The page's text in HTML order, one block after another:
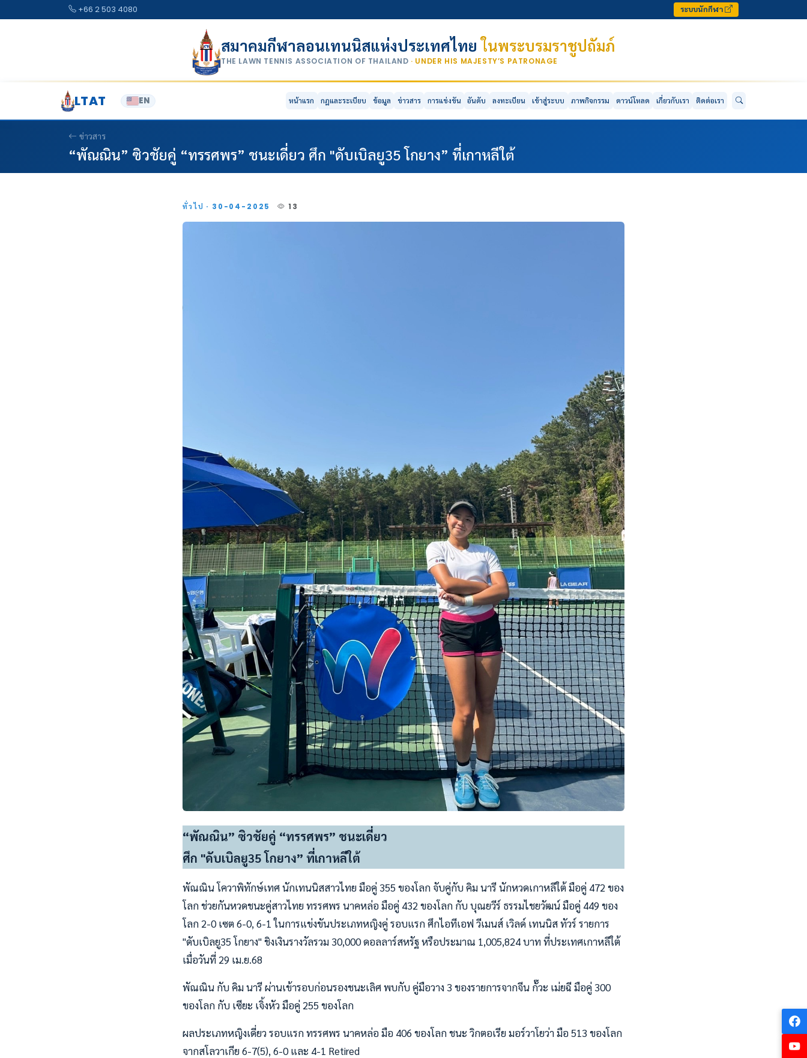
+66 2 503 4080 ระบบนักกีฬา
สมาคมกีฬาลอนเทนนิสแห่งประเทศไทยในพระบรมราชูปถัมภ์
THE LAWN TENNIS ASSOCIATION OF THAILAND · UNDER HIS MAJESTY’S PATRONAGE
LTAT EN หน้าแรก กฎและระเบียบ ข้อมูล ข่าวสาร การแข่งขัน อันดับ ลงทะเบียน เข้าสู่ระบบ ภาพกิจกรรม ดาวน์โหลด เกี่ยวกับเรา ติดต่อเรา
ข่าวสาร
“พัณณิน” ซิวชัยคู่ “ทรรศพร” ชนะเดี่ยว ศึก "ดับเบิลยู35 โกยาง” ที่เกาหลีใต้
ทั่วไป · 30-04-2025 13
“พัณณิน” ซิวชัยคู่ “ทรรศพร” ชนะเดี่ยว
ศึก "ดับเบิลยู35 โกยาง” ที่เกาหลีใต้
พัณณิน โควาพิทักษ์เทศ นักเทนนิสสาวไทย มือคู่ 355 ของโลก จับคู่กับ คิม นารี นักหวดเกาหลีใต้ มือคู่ 472 ของ
โลก ช่วยกันหวดชนะคู่สาวไทย ทรรศพร นาคหล่อ มือคู่ 432 ของโลก กับ บุณยวีร์ ธรรมไชยวัฒน์ มือคู่ 449 ของ
โลก 2-0 เซต 6-0, 6-1 ในการแข่งขันประเภทหญิงคู่ รอบแรก ศึกไอทีเอฟ วีเมนส์ เวิลด์ เทนนิส ทัวร์ รายการ
"ดับเบิลยู35 โกยาง" ชิงเงินรางวัลรวม 30,000 ดอลลาร์สหรัฐ หรือประมาณ 1,005,824 บาท ที่ประเทศเกาหลีใต้
เมื่อวันที่ 29 เม.ย.68
พัณณิน กับ คิม นารี ผ่านเข้ารอบก่อนรองชนะเลิศ พบกับ คู่มือวาง 3 ของรายการจากจีน กั๊วะ เม่ยฉี มือคู่ 300
ของโลก กับ เซียะ เจิ้งหัว มือคู่ 255 ของโลก
ผลประเภทหญิงเดี่ยว รอบแรก ทรรศพร นาคหล่อ มือ 406 ของโลก ชนะ วิกตอเรีย มอร์วาโยว่า มือ 513 ของโลก
จากสโลวาเกีย 6-7(5), 6-0 และ 4-1 Retired